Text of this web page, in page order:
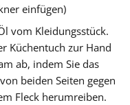
einfügen)
vom Kleidungsstück.
Küchentuch zur Hand
ab, indem Sie das
beiden Seiten gegen
Fleck herumreiben.